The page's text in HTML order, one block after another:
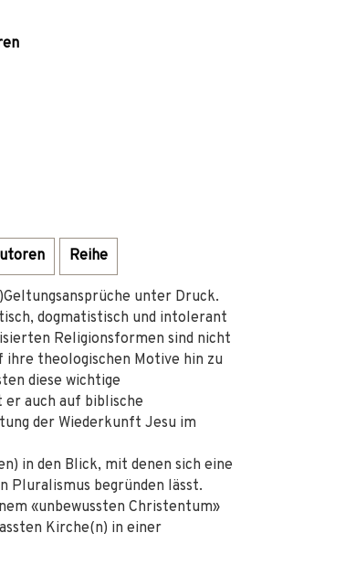
Reihe
unter Druck.
dogmatistisch und intolerant
Religionsformen sind nicht
ihre theologischen Motive hin zu
diese wichtige
auch auf biblische
der Wiederkunft Jesu im
in den Blick, mit denen sich eine
Pluralismus begründen lässt.
«unbewussten Christentum»
Kirche(n) in einer